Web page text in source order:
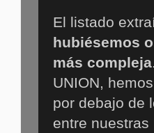
El listado
hubiésemos
más compleja
UNION,
por debajo de
entre